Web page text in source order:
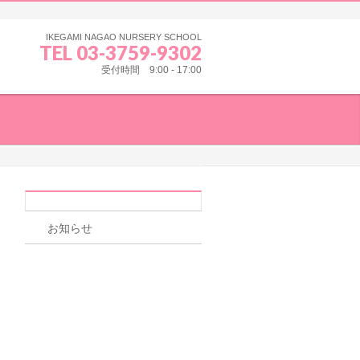
IKEGAMI NAGAO NURSERY SCHOOL
TEL 03-3759-9302
受付時間 9:00 - 17:00
お知らせ